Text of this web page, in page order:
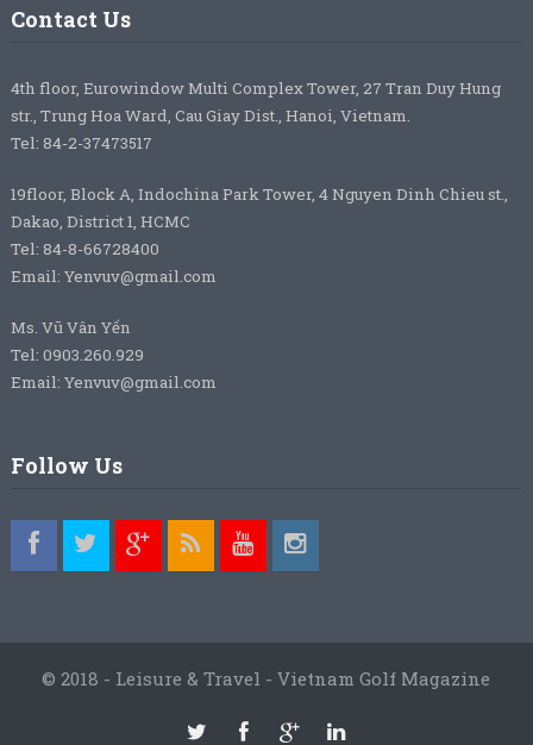
Contact Us
4th floor, Eurowindow Multi Complex Tower, 27 Tran Duy Hung
str., Trung Hoa Ward, Cau Giay Dist., Hanoi, Vietnam.
Tel: 84-2-37473517
19floor, Block A, Indochina Park Tower, 4 Nguyen Dinh Chieu st.,
Dakao, District 1, HCMC
Tel: 84-8-66728400
Email: Yenvuv@gmail.com
Ms. Vũ Vân Yến
Tel: 0903.260.929
Email: Yenvuv@gmail.com
Follow Us
© 2018 - Leisure & Travel - Vietnam Golf Magazine